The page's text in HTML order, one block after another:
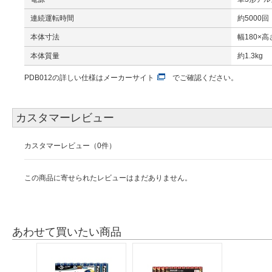
連続運転時間 約5000回
本体寸法 幅180×高
本体質量 約1.3kg
PDB012の詳しい仕様は メーカーサイト でご確認ください。
カスタマーレビュー
カスタマーレビュー（0件）
この商品に寄せられたレビューはまだありません。
あわせて買いたい商品